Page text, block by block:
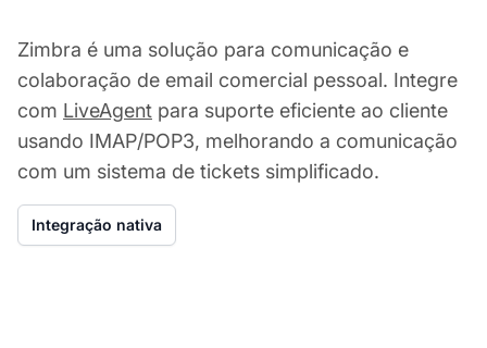
Zimbra é uma solução para comunicação e
colaboração de email comercial pessoal. Integre
com LiveAgent para suporte eficiente ao cliente
usando IMAP/POP3, melhorando a comunicação
com um sistema de tickets simplificado.
Integração nativa